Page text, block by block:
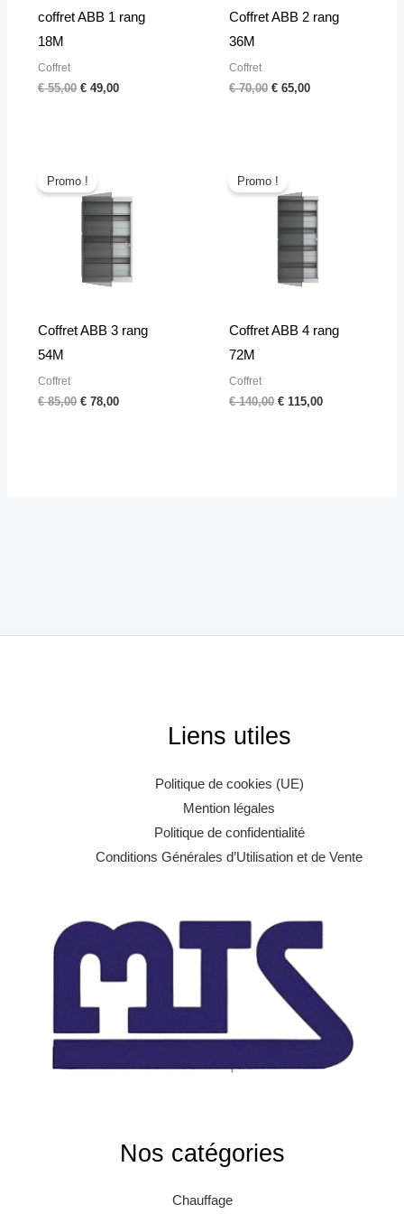
coffret ABB 1 rang
18M
Coffret
€55,00 € 49,00
Coffret ABB 2 rang
36M
Coffret
€70,00 € 65,00
Promo !
Coffret ABB 3 rang
54M
Coffret
€85,00
prix
initial
était :
€ 85,00.
€ 78,00
est :
€ 78,00.
Promo !
Coffret ABB 4 rang
72M
Coffret
€140,00
prix
initial
était :
€ 140,00.
€ 115,00
Liens utiles
Politique de cookies (UE)
Mention légales
Politique de confidentialité
Conditions Générales d’Utilisation et de Vente
Nos catégories
Chauffage